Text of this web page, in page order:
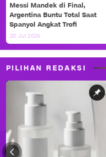
Messi Mandek di Final,
Argentina Buntu Total Saat
Spanyol Angkat Trofi
20 Jul 2026
PILIHAN REDAKSI